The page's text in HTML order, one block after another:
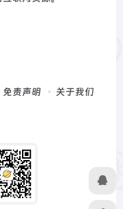
免责声明
关于我们